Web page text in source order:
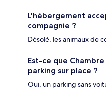
L'hébergement
compagnie ?
Désolé, les animaux de
Est-ce que
parking sur place ?
Oui, un parking sans